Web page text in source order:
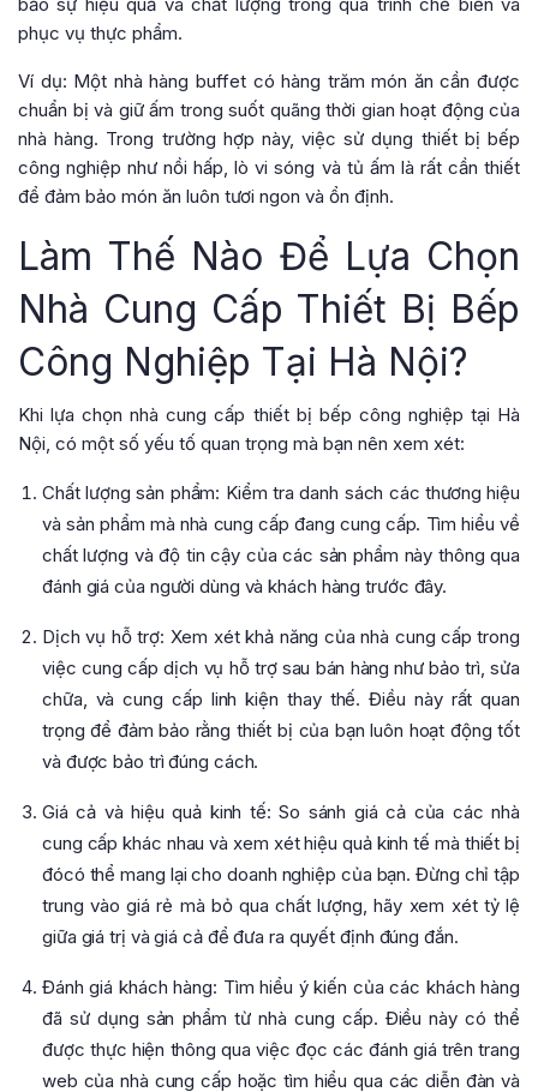
phục vụ thực phẩm.
Ví dụ: Một nhà hàng buffet có hàng trăm món ăn cần được
chuẩn bị và giữ ấm trong suốt quãng thời gian hoạt động của
nhà hàng. Trong trường hợp này, việc sử dụng thiết bị bếp
công nghiệp như nồi hấp, lò vi sóng và tủ ấm là rất cần thiết
để đảm bảo món ăn luôn tươi ngon và ổn định.
Làm Thế Nào Để Lựa Chọn
Nhà Cung Cấp Thiết Bị Bếp
Công Nghiệp Tại Hà Nội?
Khi lựa chọn nhà cung cấp thiết bị bếp công nghiệp tại Hà
Nội, có một số yếu tố quan trọng mà bạn nên xem xét:
Chất lượng sản phẩm: Kiểm tra danh sách các thương hiệu
và sản phẩm mà nhà cung cấp đang cung cấp. Tìm hiểu về
chất lượng và độ tin cậy của các sản phẩm này thông qua
đánh giá của người dùng và khách hàng trước đây.
Dịch vụ hỗ trợ: Xem xét khả năng của nhà cung cấp trong
việc cung cấp dịch vụ hỗ trợ sau bán hàng như bảo trì, sửa
chữa, và cung cấp linh kiện thay thế. Điều này rất quan
trọng để đảm bảo rằng thiết bị của bạn luôn hoạt động tốt
và được bảo trì đúng cách.
Giá cả và hiệu quả kinh tế: So sánh giá cả của các nhà
cung cấp khác nhau và xem xét hiệu quả kinh tế mà thiết bị
đócó thể mang lại cho doanh nghiệp của bạn. Đừng chỉ tập
trung vào giá rẻ mà bỏ qua chất lượng, hãy xem xét tỷ lệ
giữa giá trị và giá cả để đưa ra quyết định đúng đắn.
Đánh giá khách hàng: Tìm hiểu ý kiến ​​của các khách hàng
đã sử dụng sản phẩm từ nhà cung cấp. Điều này có thể
được thực hiện thông qua việc đọc các đánh giá trên trang
web của nhà cung cấp hoặc tìm hiểu qua các diễn đàn và